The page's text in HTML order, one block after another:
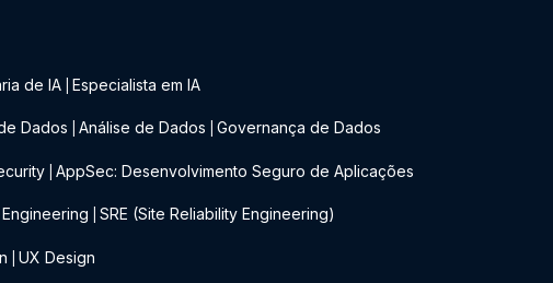
de IA Especialista em IA
Dados Análise de Dados Governança de Dados
AppSec: Desenvolvimento Seguro de Aplicações
SRE (Site Reliability Engineering)
UX Design